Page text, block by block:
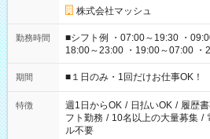
株式会社マッシュ
勤務時間
■シフト例 ・07:00～19:30 ・
18:00～23:00 ・19:00～07:00
etc ★最短で3時間で5,120円のお仕事から 15時間で2万円近く稼
げるお仕事も！ ご希望のお時間に合わせてご紹介！ ※シフトは
ください！
期間 ■１日のみ・1回だけお仕事OK！
特徴 週1日からOK / 日払いOK / 履歴
フト勤務 / 10名以上の大量募集 /
ル不要